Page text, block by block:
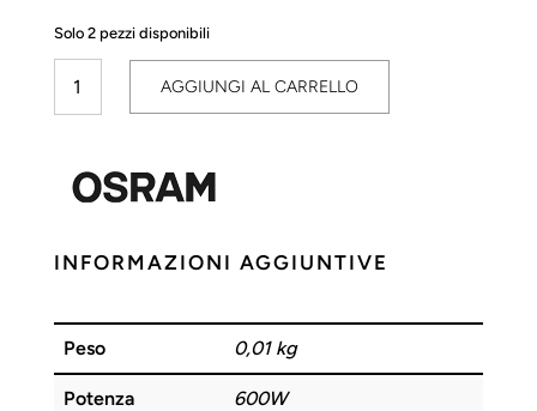
Solo 2 pezzi disponibili
Meccanico
OSRAM
quantità
AGGIUNGI AL CARRELLO
INFORMAZIONI AGGIUNTIVE
Peso 0,01 kg
Potenza 600W